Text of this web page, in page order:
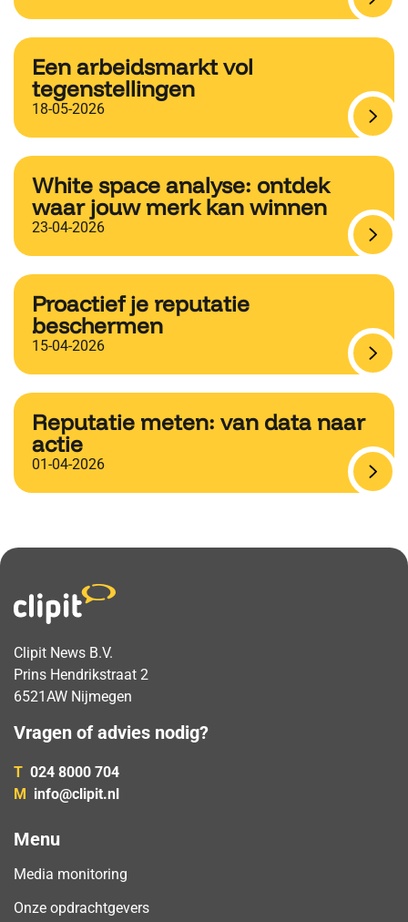
Een arbeidsmarkt vol
tegenstellingen
18-05-2026
White space analyse: ontdek
waar jouw merk kan winnen
23-04-2026
Proactief je reputatie
beschermen
15-04-2026
Reputatie meten: van data naar
actie
01-04-2026
Clipit News B.V.
Prins Hendrikstraat 2
6521AW Nijmegen
Vragen of advies nodig?
T 024 8000 704
M info@clipit.nl
Menu
Media monitoring
Onze opdrachtgevers